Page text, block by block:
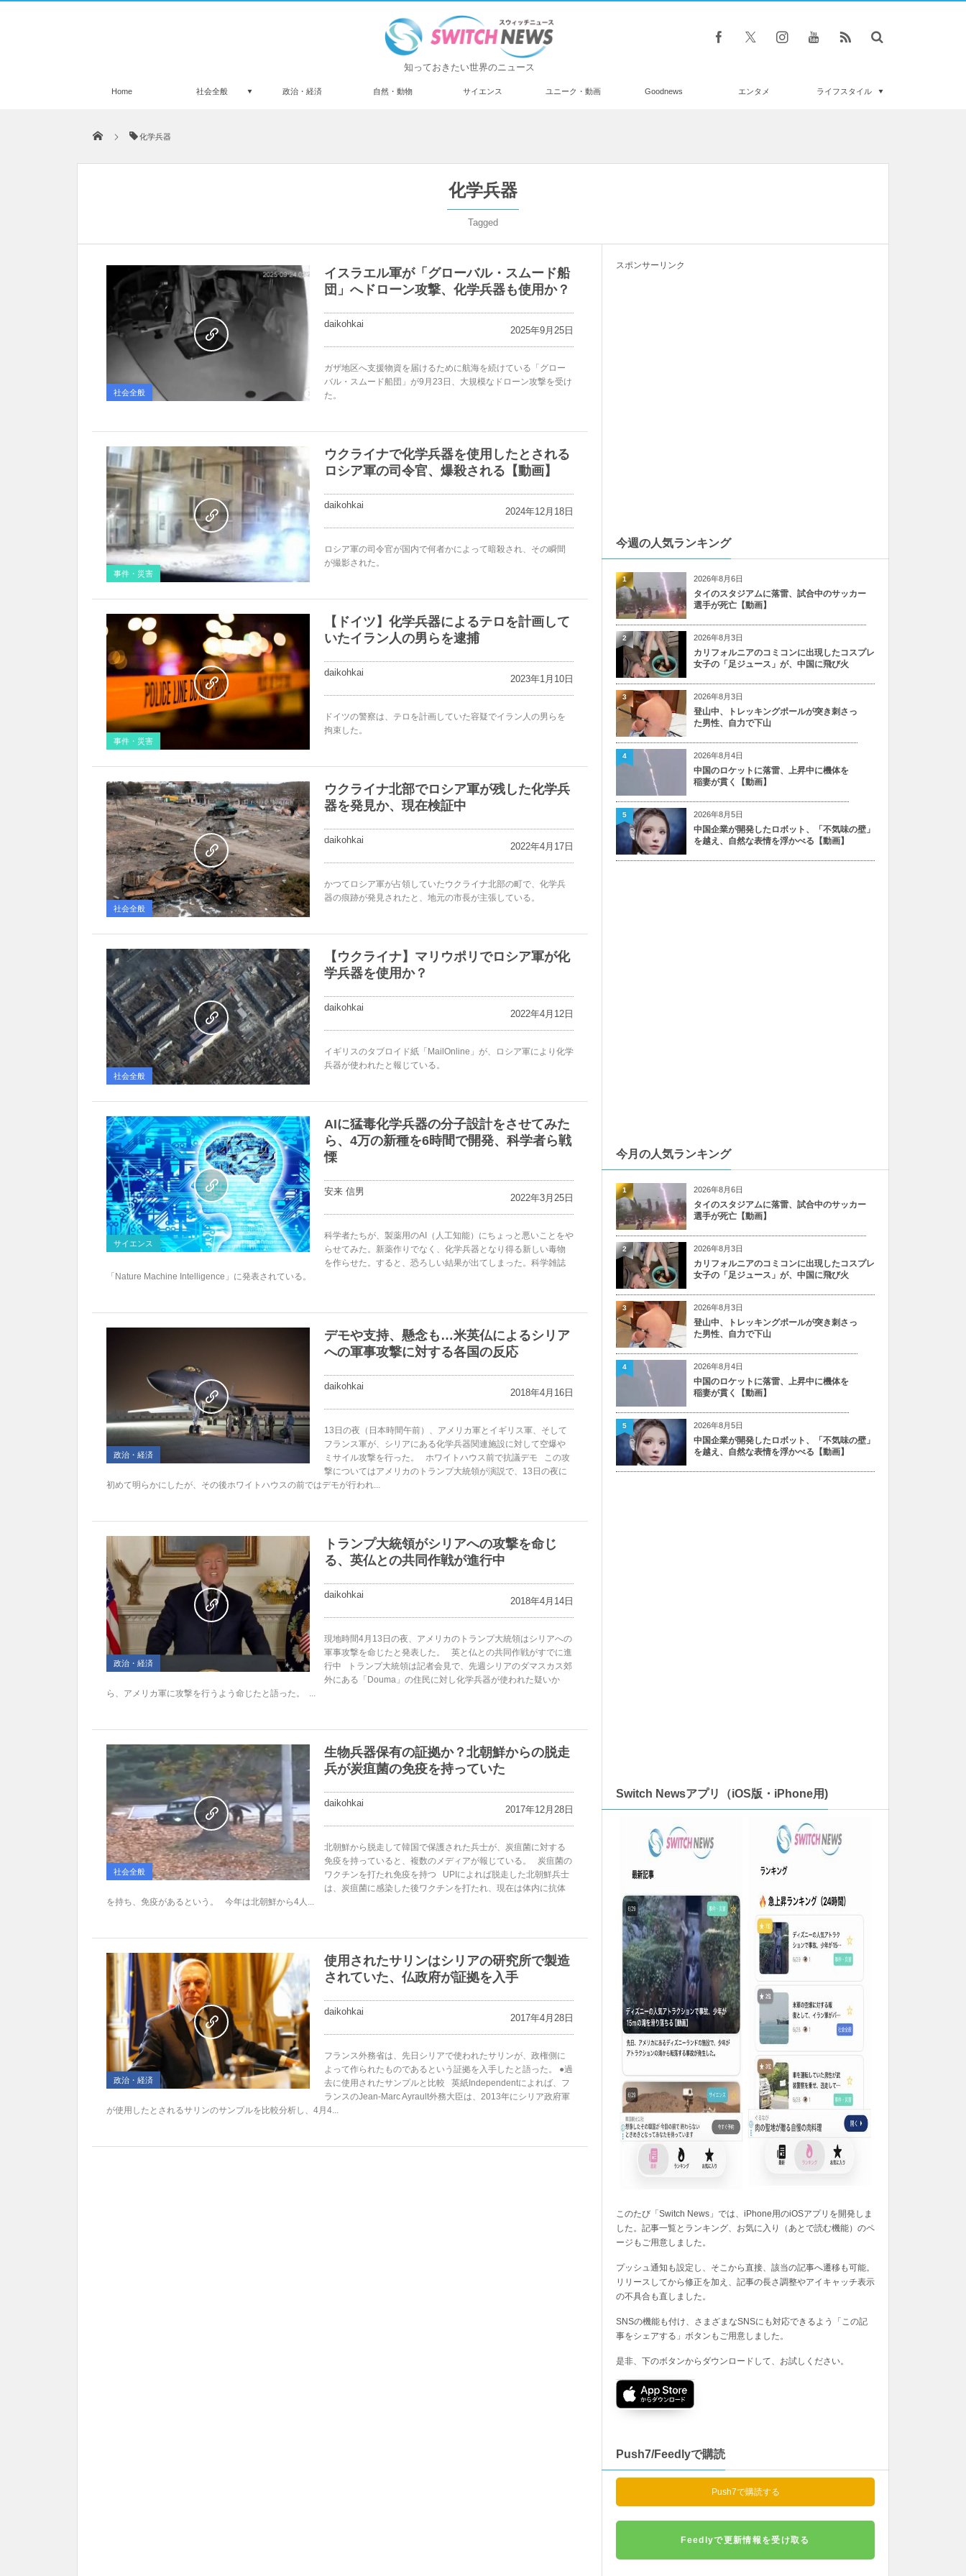
知っておきたい世界のニュース
Home 社会全般 政治・経済 自然・動物 サイエンス ユニーク・動画 Goodnews エンタメ ライフスタイル
化学兵器
化学兵器
Tagged
社会全般
イスラエル軍が「グローバル・スムード船
団」へドローン攻撃、化学兵器も使用か？
daikohkai
2025年9月25日
ガザ地区へ支援物資を届けるために航海を続けている「グロー
バル・スムード船団」が9月23日、大規模なドローン攻撃を受け
た。
事件・災害
ウクライナで化学兵器を使用したとされる
ロシア軍の司令官、爆殺される【動画】
daikohkai
2024年12月18日
ロシア軍の司令官が国内で何者かによって暗殺され、その瞬間
が撮影された。
事件・災害
【ドイツ】化学兵器によるテロを計画して
いたイラン人の男らを逮捕
daikohkai
2023年1月10日
ドイツの警察は、テロを計画していた容疑でイラン人の男らを
拘束した。
社会全般
ウクライナ北部でロシア軍が残した化学兵
器を発見か、現在検証中
daikohkai
2022年4月17日
かつてロシア軍が占領していたウクライナ北部の町で、化学兵
器の痕跡が発見されたと、地元の市長が主張している。
社会全般
【ウクライナ】マリウポリでロシア軍が化
学兵器を使用か？
daikohkai
2022年4月12日
イギリスのタブロイド紙「MailOnline」が、ロシア軍により化学
兵器が使われたと報じている。
サイエンス
AIに猛毒化学兵器の分子設計をさせてみた
ら、4万の新種を6時間で開発、科学者ら戦
慄
安来 信男
2022年3月25日
科学者たちが、製薬用のAI（人工知能）にちょっと悪いことをや
らせてみた。新薬作りでなく、化学兵器となり得る新しい毒物
を作らせた。すると、恐ろしい結果が出てしまった。科学雑誌
「Nature Machine Intelligence」に発表されている。
政治・経済
デモや支持、懸念も…米英仏によるシリア
への軍事攻撃に対する各国の反応
daikohkai
2018年4月16日
13日の夜（日本時間午前）、アメリカ軍とイギリス軍、そして
フランス軍が、シリアにある化学兵器関連施設に対して空爆や
ミサイル攻撃を行った。 ホワイトハウス前で抗議デモ この攻
撃についてはアメリカのトランプ大統領が演説で、13日の夜に
初めて明らかにしたが、その後ホワイトハウスの前ではデモが行われ...
政治・経済
トランプ大統領がシリアへの攻撃を命じ
る、英仏との共同作戦が進行中
daikohkai
2018年4月14日
現地時間4月13日の夜、アメリカのトランプ大統領はシリアへの
軍事攻撃を命じたと発表した。 英と仏との共同作戦がすでに進
行中 トランプ大統領は記者会見で、先週シリアのダマスカス郊
外にある「Douma」の住民に対し化学兵器が使われた疑いか
ら、アメリカ軍に攻撃を行うよう命じたと語った。 ...
社会全般
生物兵器保有の証拠か？北朝鮮からの脱走
兵が炭疽菌の免疫を持っていた
daikohkai
2017年12月28日
北朝鮮から脱走して韓国で保護された兵士が、炭疽菌に対する
免疫を持っていると、複数のメディアが報じている。 炭疽菌の
ワクチンを打たれ免疫を持つ UPIによれば脱走した北朝鮮兵士
は、炭疽菌に感染した後ワクチンを打たれ、現在は体内に抗体
を持ち、免疫があるという。 今年は北朝鮮から4人...
政治・経済
使用されたサリンはシリアの研究所で製造
されていた、仏政府が証拠を入手
daikohkai
2017年4月28日
フランス外務省は、先日シリアで使われたサリンが、政権側に
よって作られたものであるという証拠を入手したと語った。 ●過
去に使用されたサンプルと比較 英紙Independentによれば、フ
ランスのJean-Marc Ayrault外務大臣は、2013年にシリア政府軍
が使用したとされるサリンのサンプルを比較分析し、4月4...
スポンサーリンク
今週の人気ランキング
2026年8月6日
タイのスタジアムに落雷、試合中のサッカー
選手が死亡【動画】
1
2026年8月3日
カリフォルニアのコミコンに出現したコスプレ
女子の「足ジュース」が、中国に飛び火
2
2026年8月3日
登山中、トレッキングポールが突き刺さっ
た男性、自力で下山
3
2026年8月4日
中国のロケットに落雷、上昇中に機体を
稲妻が貫く【動画】
4
2026年8月5日
中国企業が開発したロボット、「不気味の壁」
を越え、自然な表情を浮かべる【動画】
5
今月の人気ランキング
2026年8月6日
タイのスタジアムに落雷、試合中のサッカー
選手が死亡【動画】
1
2026年8月3日
カリフォルニアのコミコンに出現したコスプレ
女子の「足ジュース」が、中国に飛び火
2
2026年8月3日
登山中、トレッキングポールが突き刺さっ
た男性、自力で下山
3
2026年8月4日
中国のロケットに落雷、上昇中に機体を
稲妻が貫く【動画】
4
2026年8月5日
中国企業が開発したロボット、「不気味の壁」
を越え、自然な表情を浮かべる【動画】
5
Switch Newsアプリ（iOS版・iPhone用)
このたび「Switch News」では、iPhone用のiOSアプリを開発しま
した。記事一覧とランキング、お気に入り（あとで読む機能）のペ
ージもご用意しました。
プッシュ通知も設定し、そこから直接、該当の記事へ遷移も可能。
リリースしてから修正を加え、記事の長さ調整やアイキャッチ表示
の不具合も直しました。
SNSの機能も付け、さまざまなSNSにも対応できるよう「この記
事をシェアする」ボタンもご用意しました。
是非、下のボタンからダウンロードして、お試しください。
Push7/Feedlyで購読
Push7で購読する
Feedlyで更新情報を受け取る